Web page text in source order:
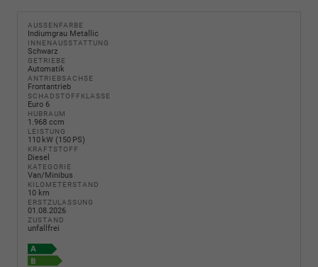
AUSSENFARBE
Indiumgrau Metallic
INNENAUSSTATTUNG
Schwarz
GETRIEBE
Automatik
ANTRIEBSACHSE
Frontantrieb
SCHADSTOFFKLASSE
Euro 6
HUBRAUM
1.968 ccm
LEISTUNG
110 kW (150 PS)
KRAFTSTOFF
Diesel
KATEGORIE
Van/Minibus
KILOMETERSTAND
10 km
ERSTZULASSUNG
01.08.2026
ZUSTAND
unfallfrei